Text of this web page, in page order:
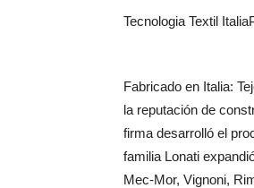
Tecnologia Textil
Fabricado en Italia:
la reputación de
firma desarrolló el
familia Lonati
Mec-Mor, Vignoni,